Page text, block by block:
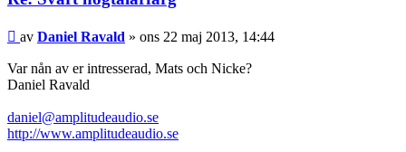
Inlägg
av Daniel Ravald » ons 22 maj 2013, 14:44
Var nån av er intresserad, Mats och Nicke?
Daniel Ravald
daniel@amplitudeaudio.se
http://www.amplitudeaudio.se